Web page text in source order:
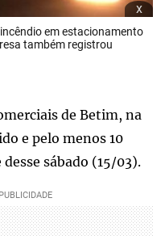
x
em estacionamento
também registrou
de Betim, na
e pelo menos 10
sábado (15/03).